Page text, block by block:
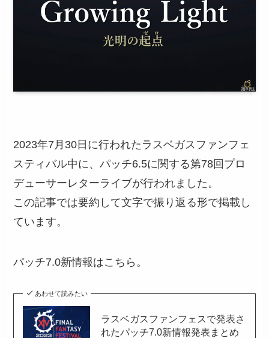
2023年7月30日に行われたラスベガスファンフェ
スティバル中に、パッチ6.5に関する第78回プロ
デューサーレターライブが行われました。
この記事では要約して文字で振り返る形で掲載し
ています。
パッチ7.0新情報はこちら。
あわせて読みたい
ラスベガスファンフェスで発表さ
れたパッチ7.0新情報発表まとめ